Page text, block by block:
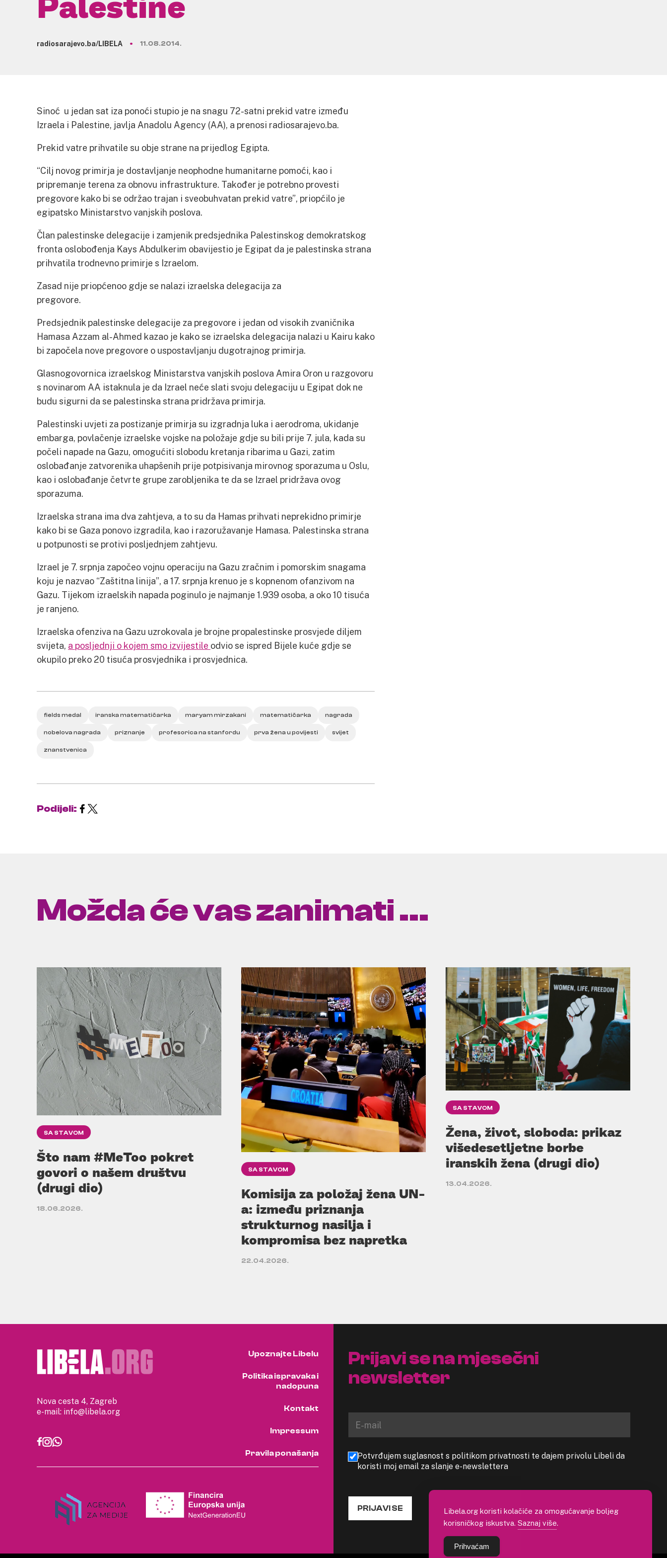
radiosarajevo.ba/LIBELA 11.08.2014.
Sinoć u jedan sat iza ponoći stupio je na snagu 72-satni prekid vatre između
Izraela i Palestine, javlja Anadolu Agency (AA), a prenosi radiosarajevo.ba.
Prekid vatre prihvatile su obje strane na prijedlog Egipta.
“Cilj novog primirja je dostavljanje neophodne humanitarne pomoći, kao i
pripremanje terena za obnovu infrastrukture. Također je potrebno provesti
pregovore kako bi se održao trajan i sveobuhvatan prekid vatre”, priopćilo je
egipatsko Ministarstvo vanjskih poslova.
Član palestinske delegacije i zamjenik predsjednika Palestinskog demokratskog
fronta oslobođenja Kays Abdulkerim obavijestio je Egipat da je palestinska strana
prihvatila trodnevno primirje s Izraelom.
Zasad nije priopćenoo gdje se nalazi izraelska delegacija za
pregovore.
Predsjednik palestinske delegacije za pregovore i jedan od visokih zvaničnika
Hamasa Azzam al-Ahmed kazao je kako se izraelska delegacija nalazi u Kairu kako
bi započela nove pregovore o uspostavljanju dugotrajnog primirja.
Glasnogovornica izraelskog Ministarstva vanjskih poslova Amira Oron u razgovoru
s novinarom AA istaknula je da Izrael neće slati svoju delegaciju u Egipat dok ne
budu sigurni da se palestinska strana pridržava primirja.
Palestinski uvjeti za postizanje primirja su izgradnja luka i aerodroma, ukidanje
embarga, povlačenje izraelske vojske na položaje gdje su bili prije 7. jula, kada su
počeli napade na Gazu, omogućiti slobodu kretanja ribarima u Gazi, zatim
oslobađanje zatvorenika uhapšenih prije potpisivanja mirovnog sporazuma u Oslu,
kao i oslobađanje četvrte grupe zarobljenika te da se Izrael pridržava ovog
sporazuma.
Izraelska strana ima dva zahtjeva, a to su da Hamas prihvati neprekidno primirje
kako bi se Gaza ponovo izgradila, kao i razoružavanje Hamasa. Palestinska strana
u potpunosti se protivi posljednjem zahtjevu.
Izrael je 7. srpnja započeo vojnu operaciju na Gazu zračnim i pomorskim snagama
koju je nazvao “Zaštitna linija”, a 17. srpnja krenuo je s kopnenom ofanzivom na
Gazu. Tijekom izraelskih napada poginulo je najmanje 1.939 osoba, a oko 10 tisuća
je ranjeno.
Izraelska ofenziva na Gazu uzrokovala je brojne propalestinske prosvjede diljem
svijeta, a posljednji o kojem smo izvijestile odvio se ispred Bijele kuće gdje se
okupilo preko 20 tisuća prosvjednika i prosvjednica.
fields medal iranska matematičarka maryam mirzakani matematičarka nagrada
nobelova nagrada priznanje profesorica na stanfordu prva žena u povijesti svijet
znanstvenica
Podijeli:
Možda će vas zanimati ...
SA STAVOM
Što nam #MeToo pokret
govori o našem društvu
(drugi dio)
18.06.2026.
SA STAVOM
Komisija za položaj žena UN-
a: između priznanja
strukturnog nasilja i
kompromisa bez napretka
22.04.2026.
SA STAVOM
Žena, život, sloboda: prikaz
višedesetljetne borbe
iranskih žena (drugi dio)
13.04.2026.
Nova cesta 4, Zagreb
e-mail: info@libela.org
Upoznajte Libelu
Politika ispravaka i
nadopuna
Kontakt
Impressum
Pravila ponašanja
Prijavi se na mjesečni
newsletter
Potvrđujem suglasnost s politikom privatnosti te dajem privolu Libeli da
koristi moj email za slanje e-newslettera
PRIJAVI SE
Libela.org koristi kolačiće za omogućavanje boljeg
korisničkog iskustva. Saznaj više.
Prihvaćam